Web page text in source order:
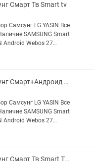
Смарт Тв Smart tv
Самсунг LG YASIN Все
SAMSUNG Smart
Новый Самсунг Смарт+Андроид Интернет Юутуб Есть В упаковке
Самсунг LG YASIN Все
SAMSUNG Smart
Новый Самсунг Смарт Тв Smart Tv Отау тв интернет android usb